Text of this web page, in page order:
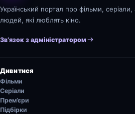
Український портал про фільми, серіали,
людей, які люблять кіно.
Зв’язок з адміністратором
Дивитися
Фільми
Серіали
Прем’єри
Підбірки